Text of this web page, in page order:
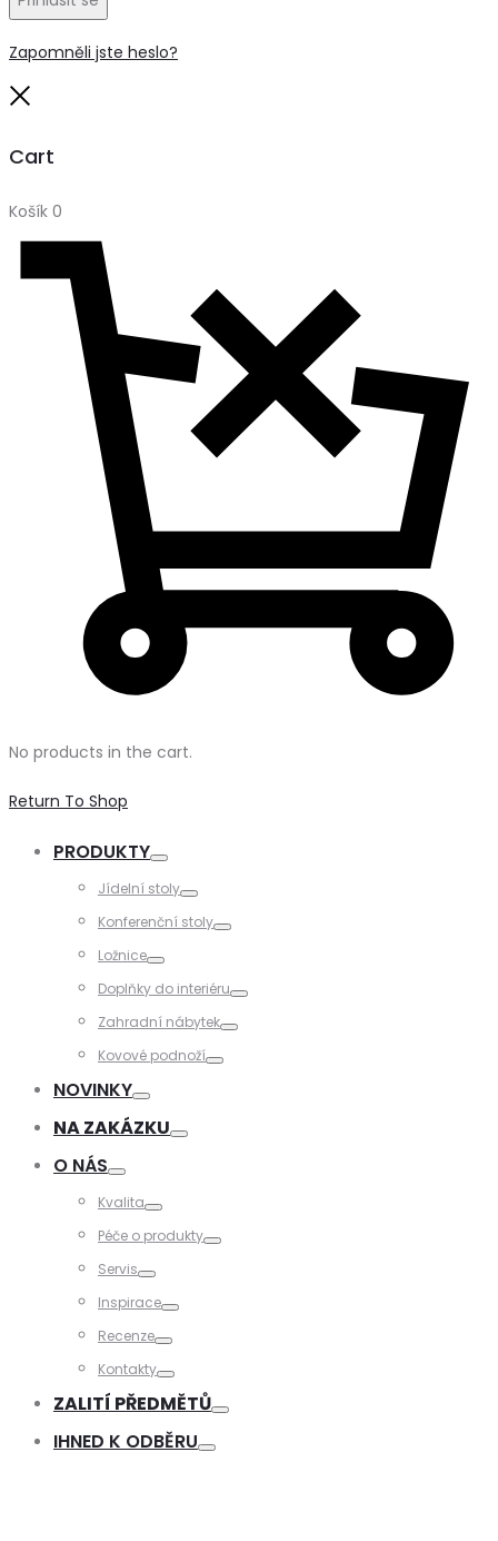
Zapomněli jste heslo?
Cart
Košík 0
No products in the cart.
Return To Shop
PRODUKTY
Jídelní stoly
Konferenční stoly
Ložnice
Doplňky do interiéru
Zahradní nábytek
Kovové podnoží
NOVINKY
NA ZAKÁZKU
O NÁS
Kvalita
Péče o produkty
Servis
Inspirace
Recenze
Kontakty
Toggle
ZALITÍ PŘEDMĚTŮ
IHNED K ODBĚRU